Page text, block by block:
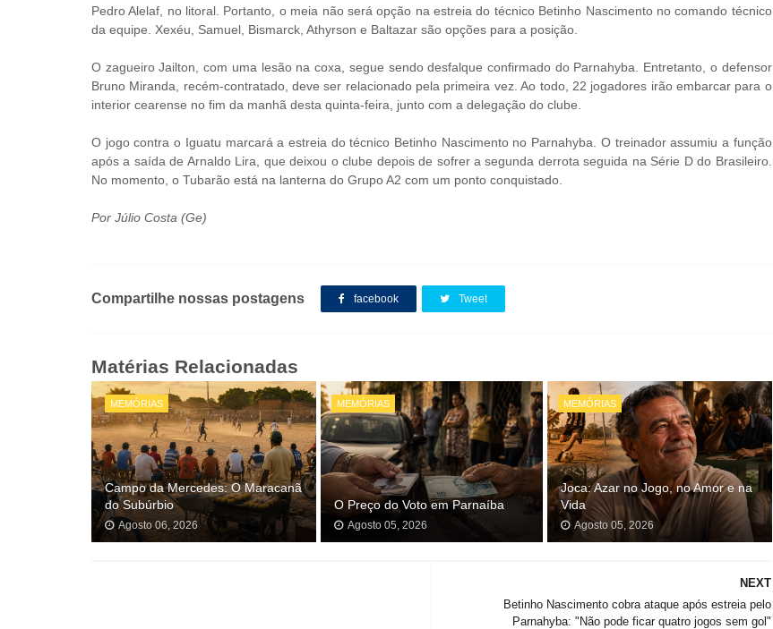
Pedro Alelaf, no litoral. Portanto, o meia não será opção na estreia do técnico Betinho Nascimento no comando técnico
da equipe. Xexéu, Samuel, Bismarck, Athyrson e Baltazar são opções para a posição.
O zagueiro Jailton, com uma lesão na coxa, segue sendo desfalque confirmado do Parnahyba. Entretanto, o defensor
Bruno Miranda, recém-contratado, deve ser relacionado pela primeira vez. Ao todo, 22 jogadores irão embarcar para o
interior cearense no fim da manhã desta quinta-feira, junto com a delegação do clube.
O jogo contra o Iguatu marcará a estreia do técnico Betinho Nascimento no Parnahyba. O treinador assumiu a função
após a saída de Arnaldo Lira, que deixou o clube depois de sofrer a segunda derrota seguida na Série D do Brasileiro.
No momento, o Tubarão está na lanterna do Grupo A2 com um ponto conquistado.
Por Júlio Costa (Ge)
Compartilhe nossas postagens facebook Tweet
Matérias Relacionadas
MEMÓRIAS
Campo da Mercedes: O Maracanã
do Subúrbio
Agosto 06, 2026
MEMÓRIAS
O Preço do Voto em Parnaíba
Agosto 05, 2026
MEMÓRIAS
Joca: Azar no Jogo, no Amor e na
Vida
Agosto 05, 2026
NEXT
Betinho Nascimento cobra ataque após estreia pelo
Parnahyba: "Não pode ficar quatro jogos sem gol"